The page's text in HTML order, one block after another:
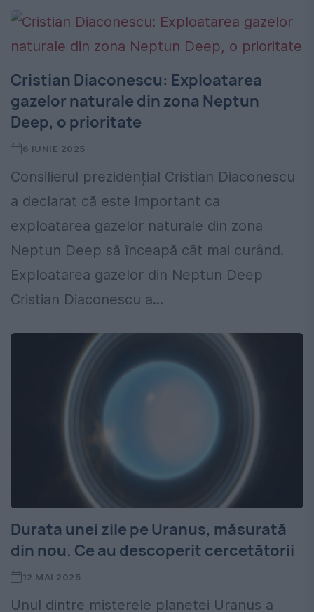
Cristian Diaconescu: Exploatarea
gazelor naturale din zona Neptun
Deep, o prioritate
6 IUNIE 2025
Consilierul prezidențial Cristian Diaconescu
a declarat că este important ca
exploatarea gazelor naturale din zona
Neptun Deep să înceapă cât mai curând.
Exploatarea gazelor din Neptun Deep
Cristian Diaconescu a...
Durata unei zile pe Uranus, măsurată
din nou. Ce au descoperit cercetătorii
12 MAI 2025
Unul dintre misterele planetei Uranus a